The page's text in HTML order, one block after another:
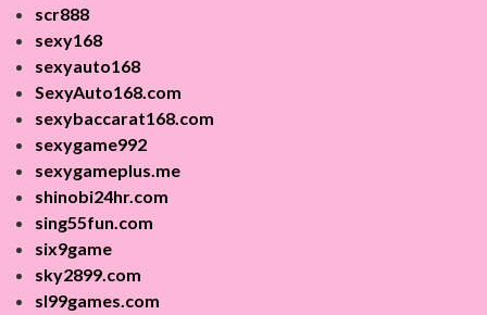
scr888
sexy168
sexyauto168
SexyAuto168.com
sexybaccarat168.com
sexygame992
sexygameplus.me
shinobi24hr.com
sing55fun.com
six9game
sky2899.com
sl99games.com